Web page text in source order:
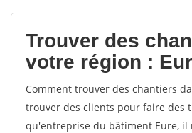
votes
Trouver des
votre région :
Comment trouver des chantiers
trouver des clients pour faire des
qu'entreprise du bâtiment Eure, il